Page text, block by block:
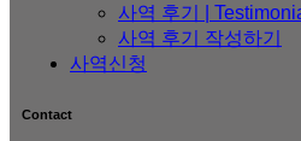
사역 후기 |
사역 후기 작성하기
사역신청
Contact